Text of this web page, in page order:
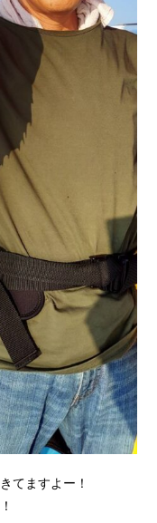
てますよー！